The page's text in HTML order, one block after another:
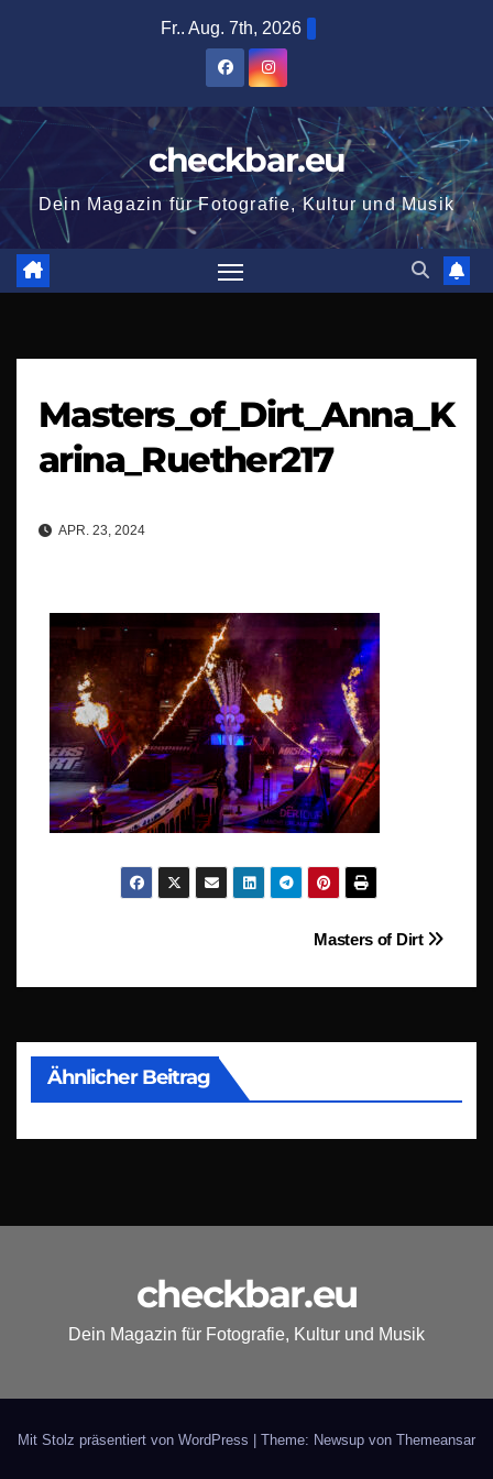
Fr.. Aug. 7th, 2026
checkbar.eu
Dein Magazin für Fotografie, Kultur und Musik
Masters_of_Dirt_Anna_K
arina_Ruether217
APR. 23, 2024
BeitragsnavigationMasters of Dirt
Ähnlicher Beitrag
checkbar.eu
Dein Magazin für Fotografie, Kultur und Musik
Mit Stolz präsentiert von WordPress | Theme: Newsup von Themeansar